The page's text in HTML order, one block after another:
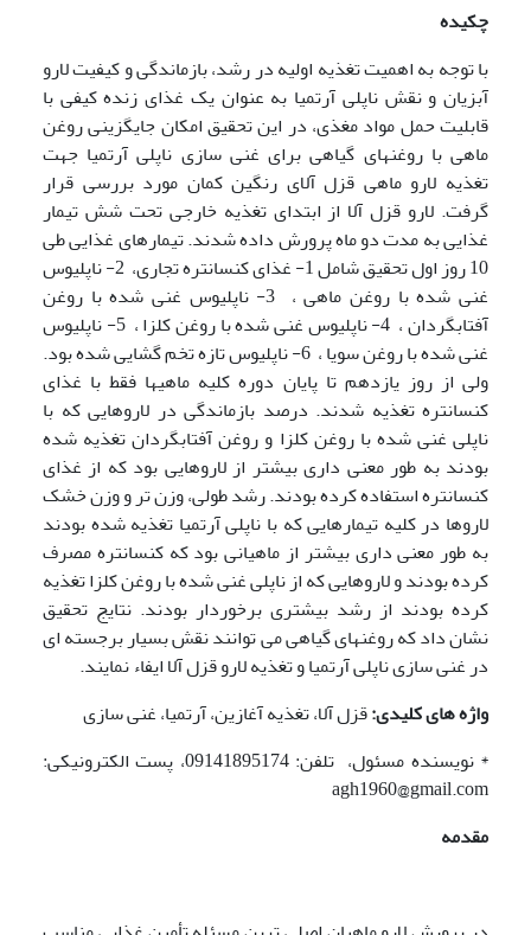
چکیده
با توجه به اهمیت تغذیه اولیه در رشد، بازماندگی و کیفیت لارو
آبزیان و نقش ناپلی آرتمیا به عنوان یک غذای زنده کیفی با
قابلیت حمل مواد مغذی، در این تحقیق امکان جایگزینی روغن
ماهی با روغنهای گیاهی برای غنی سازی ناپلی آرتمیا جهت
تغذیه لارو ماهی قزل آلای رنگین کمان مورد بررسی قرار
گرفت. لارو قزل آلا از ابتدای تغذیه خارجی تحت شش تیمار
غذایی به مدت دو ماه پرورش داده شدند. تیمارهای غذایی طی
10 روز اول تحقیق شامل 1- غذای کنسانتره تجاری، 2- ناپلیوس
غنی شده با روغن ماهی ، 3- ناپلیوس غنی شده با روغن
آفتابگردان ، 4- ناپلیوس غنی شده با روغن کلزا ، 5- ناپلیوس
غنی شده با روغن سویا ، 6- ناپلیوس تازه تخم گشایی شده بود.
ولی از روز یازدهم تا پایان دوره کلیه ماهیها فقط با غذای
کنسانتره تغذیه شدند. درصد بازماندگی در لاروهایی که با
ناپلی غنی شده با روغن کلزا و روغن آفتابگردان تغذیه شده
بودند به طور معنی داری بیشتر از لاروهایی بود که از غذای
کنسانتره استفاده کرده بودند. رشد طولی، وزن تر و وزن خشک
لاروها در کلیه تیمارهایی که با ناپلی آرتمیا تغذیه شده بودند
به طور معنی داری بیشتر از ماهیانی بود که کنسانتره مصرف
کرده بودند و لاروهایی که از ناپلی غنی شده با روغن کلزا تغذیه
کرده بودند از رشد بیشتری برخوردار بودند. نتایج تحقیق
نشان داد که روغنهای گیاهی می توانند نقش بسیار برجسته ای
در غنی سازی ناپلی آرتمیا و تغذیه لارو قزل آلا ایفاء نمایند.
واژه های کلیدی:قزل آلا، تغذیه آغازین، آرتمیا، غنی سازی
* نویسنده مسئول، تلفن: 09141895174، پست الکترونیکی:
agh1960@gmail.com
مقدمه